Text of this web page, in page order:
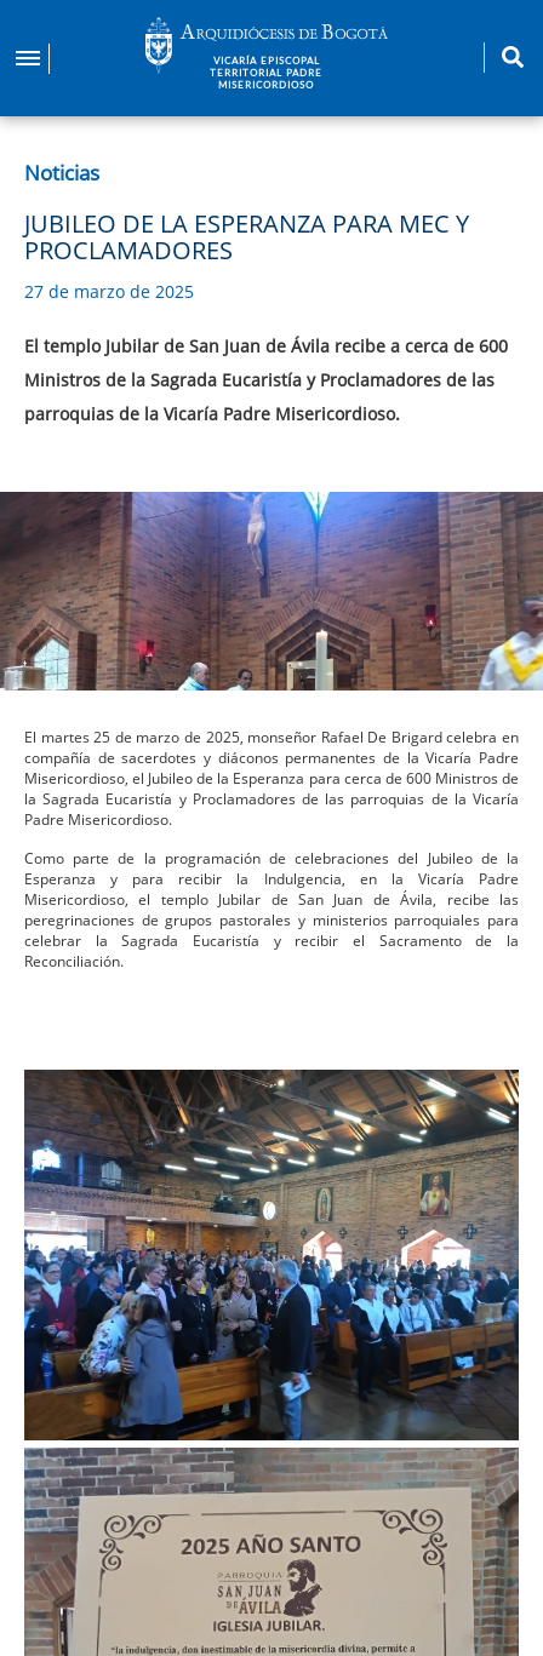
contenido
VICARÍA EPISCOPAL
TERRITORIAL PADRE
MISERICORDIOSO
Noticias
JUBILEO DE LA ESPERANZA PARA MEC Y
PROCLAMADORES
27 de marzo de 2025
El templo Jubilar de San Juan de Ávila recibe a cerca de 600
Ministros de la Sagrada Eucaristía y Proclamadores de las
parroquias de la Vicaría Padre Misericordioso.
El martes 25 de marzo de 2025, monseñor Rafael De Brigard celebra en
compañía de sacerdotes y diáconos permanentes de la Vicaría Padre
Misericordioso, el Jubileo de la Esperanza para cerca de 600 Ministros de
la Sagrada Eucaristía y Proclamadores de las parroquias de la Vicaría
Padre Misericordioso.
Como parte de la programación de celebraciones del Jubileo de la
Esperanza y para recibir la Indulgencia, en la Vicaría Padre
Misericordioso, el templo Jubilar de San Juan de Ávila, recibe las
peregrinaciones de grupos pastorales y ministerios parroquiales para
celebrar la Sagrada Eucaristía y recibir el Sacramento de la
Reconciliación.